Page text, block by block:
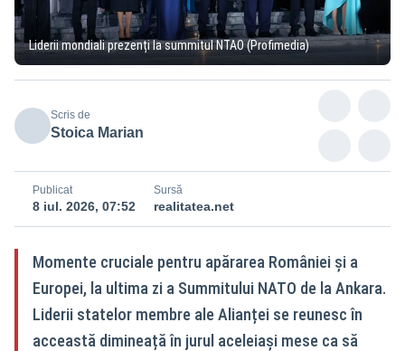
Liderii mondiali prezenți la summitul NTAO (Profimedia)
Scris de
Stoica Marian
Publicat
8 iul. 2026, 07:52
Sursă
realitatea.net
Momente cruciale pentru apărarea României și a
Europei, la ultima zi a Summitului NATO de la Ankara.
Liderii statelor membre ale Alianței se reunesc în
acceastă dimineață în jurul aceleiași mese ca să